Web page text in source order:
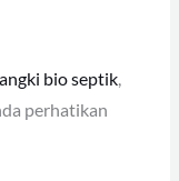
bio septik,
perhatikan